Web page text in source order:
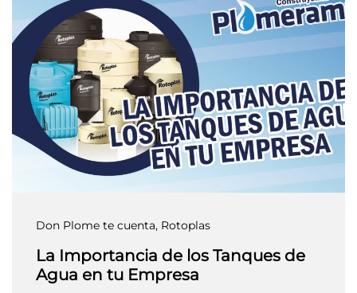
Don Plome te cuenta, Rotoplas
La Importancia de los Tanques de
Agua en tu Empresa